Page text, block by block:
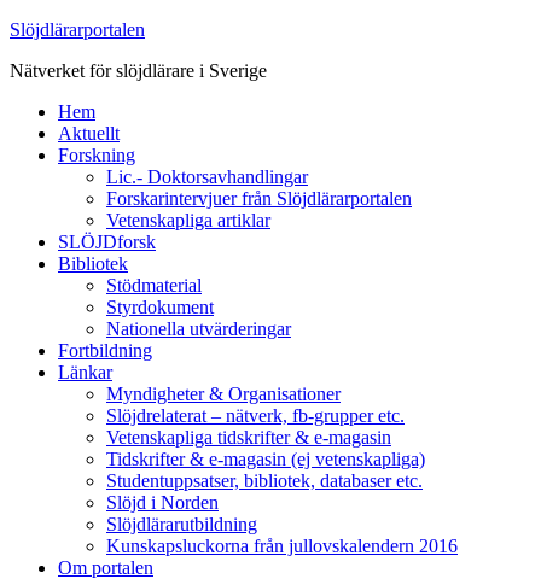
Slöjdlärarportalen
Nätverket för slöjdlärare i Sverige
Hem
Aktuellt
Forskning
Lic.- Doktorsavhandlingar
Forskarintervjuer från Slöjdlärarportalen
Vetenskapliga artiklar
SLÖJDforsk
Bibliotek
Stödmaterial
Styrdokument
Nationella utvärderingar
Fortbildning
Länkar
Myndigheter & Organisationer
Slöjdrelaterat – nätverk, fb-grupper etc.
Vetenskapliga tidskrifter & e-magasin
Tidskrifter & e-magasin (ej vetenskapliga)
Studentuppsatser, bibliotek, databaser etc.
Slöjd i Norden
Slöjdlärarutbildning
Kunskapsluckorna från jullovskalendern 2016
Om portalen